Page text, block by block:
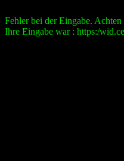
Fehler bei der Eingabe.
Ihre Eingabe war : https:/